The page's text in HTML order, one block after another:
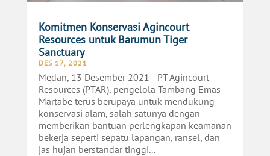
Komitmen Konservasi Agincourt
Resources untuk Barumun Tiger
Sanctuary
DES 17, 2021
Medan, 13 Desember 2021—PT Agincourt
Resources (PTAR), pengelola Tambang Emas
Martabe terus berupaya untuk mendukung
konservasi alam, salah satunya dengan
memberikan bantuan perlengkapan keamanan
bekerja seperti sepatu lapangan, ransel, dan
jas hujan berstandar tinggi...